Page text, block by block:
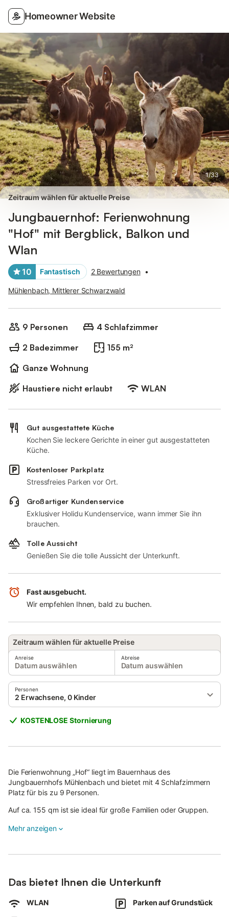
Homeowner Website
1/33
Bilder Ausstattung Bewertungen
Zeitraum wählen für aktuelle Preise
Jungbauernhof: Ferienwohnung
"Hof" mit Bergblick, Balkon und
Wlan
10 Fantastisch 2 Bewertungen •
Mühlenbach, Mittlerer Schwarzwald
9 Personen
4 Schlafzimmer
2 Badezimmer
155 m²
Ganze Wohnung
Haustiere nicht erlaubt
WLAN
Gut ausgestattete Küche
Kochen Sie leckere Gerichte in einer gut ausgestatteten
Küche.
Kostenloser Parkplatz
Stressfreies Parken vor Ort.
Großartiger Kundenservice
Exklusiver Holidu Kundenservice, wann immer Sie ihn
brauchen.
Tolle Aussicht
Genießen Sie die tolle Aussicht der Unterkunft.
Fast ausgebucht.
Wir empfehlen Ihnen, bald zu buchen.
Zeitraum wählen für aktuelle Preise
Anreise
Datum auswählen
Abreise
Datum auswählen
Personen
2 Erwachsene, 0 Kinder
KOSTENLOSE Stornierung
Die Ferienwohnung „Hof“ liegt im Bauernhaus des
Jungbauernhofs Mühlenbach und bietet mit 4 Schlafzimmern
Platz für bis zu 9 Personen.
Auf ca. 155 qm ist sie ideal für große Familien oder Gruppen.
Zwei Badezimmer sorgen für einen entspannten Start in den
einen herrlichen Blick ins idyllische Schwarzwaldtal.
Babybett und Hochstuhl stellen wir auf Anfrage bereit.
Mehr anzeigen
Das bietet Ihnen die Unterkunft
WLAN Parken auf Grundstück